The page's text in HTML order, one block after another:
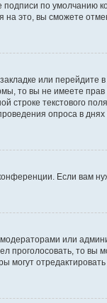
по умолчанию
это, вы сможете
или перейдите
то вы не имеете
текстового
опроса в
Если вам
или
проголосовать, то
могут